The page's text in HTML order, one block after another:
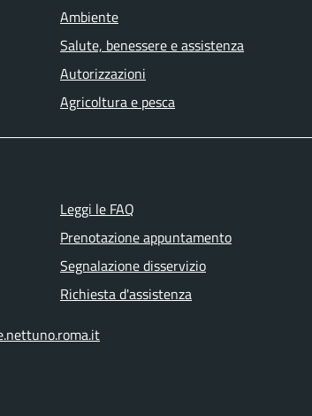
Ambiente
Salute, benessere e assistenza
Autorizzazioni
Agricoltura e pesca
Leggi le FAQ
Prenotazione appuntamento
Segnalazione disservizio
Richiesta d'assistenza